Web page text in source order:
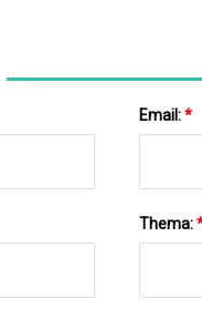
Email:*
Thema: